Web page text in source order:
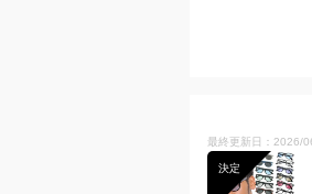
最終更新日：2026/
決定